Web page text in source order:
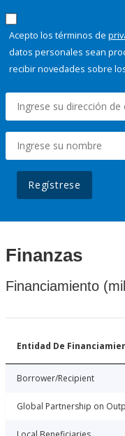
Acepto los términos de
datos personales sean
recibir novedades sobre
Regístrese
Finanzas
Financiamiento
Entidad De
Borrower/Recipient
Global Partnership on